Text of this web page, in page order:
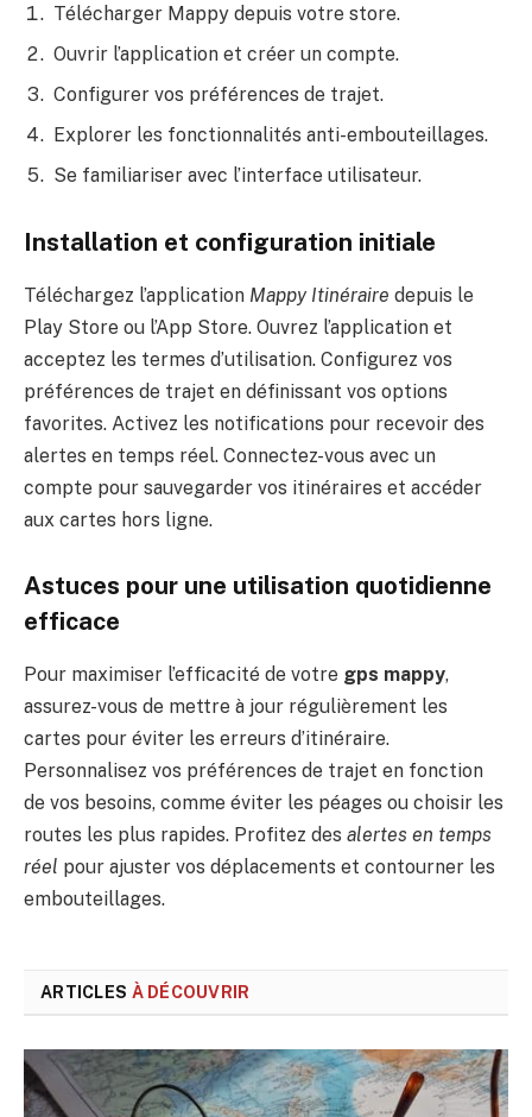
Télécharger Mappy depuis votre store.
Ouvrir l’application et créer un compte.
Configurer vos préférences de trajet.
Explorer les fonctionnalités anti-embouteillages.
Se familiariser avec l’interface utilisateur.
Installation et configuration initiale
Téléchargez l’application Mappy Itinéraire depuis le
Play Store ou l’App Store. Ouvrez l’application et
acceptez les termes d’utilisation. Configurez vos
préférences de trajet en définissant vos options
favorites. Activez les notifications pour recevoir des
alertes en temps réel. Connectez-vous avec un
compte pour sauvegarder vos itinéraires et accéder
aux cartes hors ligne.
Astuces pour une utilisation quotidienne
efficace
Pour maximiser l’efficacité de votre gps mappy,
assurez-vous de mettre à jour régulièrement les
cartes pour éviter les erreurs d’itinéraire.
Personnalisez vos préférences de trajet en fonction
de vos besoins, comme éviter les péages ou choisir les
routes les plus rapides. Profitez des alertes en temps
réel pour ajuster vos déplacements et contourner les
embouteillages.
ARTICLES À DÉCOUVRIR